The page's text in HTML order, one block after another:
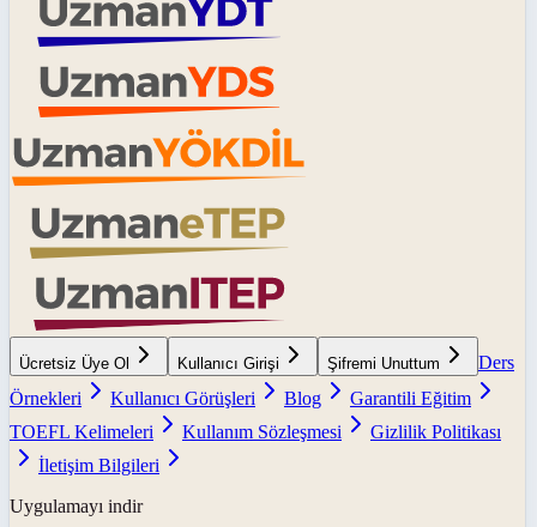
Ücretsiz Üye Ol Kullanıcı Girişi Şifremi Unuttum
Ders
Örnekleri
Kullanıcı Görüşleri Blog
Garantili Eğitim
TOEFL Kelimeleri
Kullanım Sözleşmesi
Gizlilik Politikası
İletişim Bilgileri
Uygulamayı indir